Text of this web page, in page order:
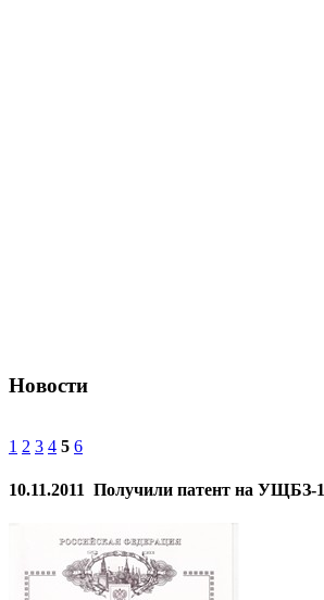
Новости
1 2 3 4 5 6
10.11.2011 Получили патент на УЩБЗ-1